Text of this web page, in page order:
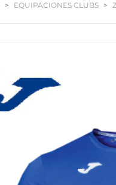
> EQUIPACIONES CLUBS >